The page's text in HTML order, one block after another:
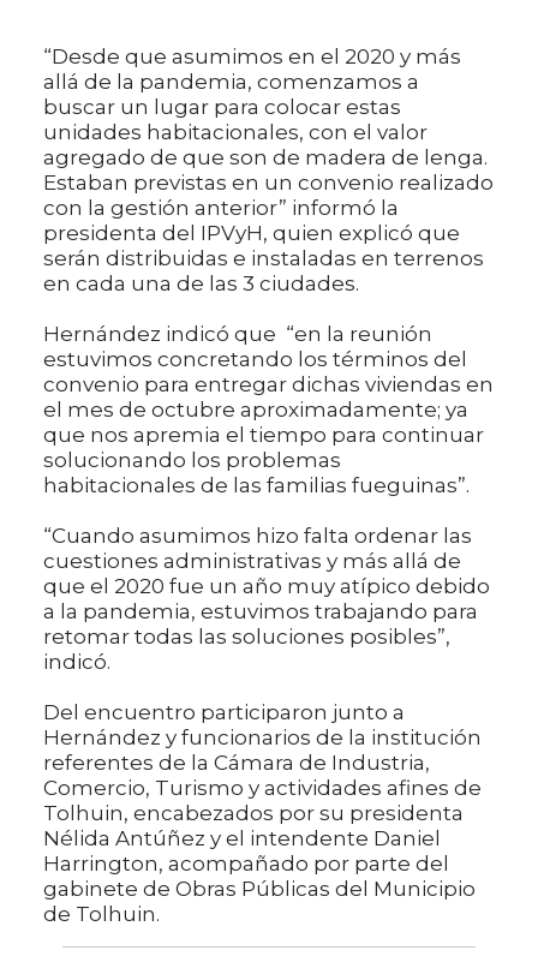
“Desde que asumimos en el 2020 y más
allá de la pandemia, comenzamos a
buscar un lugar para colocar estas
unidades habitacionales, con el valor
agregado de que son de madera de lenga.
Estaban previstas en un convenio realizado
con la gestión anterior” informó la
presidenta del IPVyH, quien explicó que
serán distribuidas e instaladas en terrenos
en cada una de las 3 ciudades.
Hernández indicó que “en la reunión
estuvimos concretando los términos del
convenio para entregar dichas viviendas en
el mes de octubre aproximadamente; ya
que nos apremia el tiempo para continuar
solucionando los problemas
habitacionales de las familias fueguinas”.
“Cuando asumimos hizo falta ordenar las
cuestiones administrativas y más allá de
que el 2020 fue un año muy atípico debido
a la pandemia, estuvimos trabajando para
retomar todas las soluciones posibles”,
indicó.
Del encuentro participaron junto a
Hernández y funcionarios de la institución
referentes de la Cámara de Industria,
Comercio, Turismo y actividades afines de
Tolhuin, encabezados por su presidenta
Nélida Antúñez y el intendente Daniel
Harrington, acompañado por parte del
gabinete de Obras Públicas del Municipio
de Tolhuin.